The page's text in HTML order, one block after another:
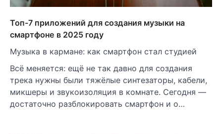
Топ-7 приложений для создания музыки на
смартфоне в 2025 году
Музыка в кармане: как смартфон стал студией
Всё меняется: ещё не так давно для создания
трека нужны были тяжёлые синтезаторы, кабели,
микшеры и звукоизоляция в комнате. Сегодня —
достаточно разблокировать смартфон и о…